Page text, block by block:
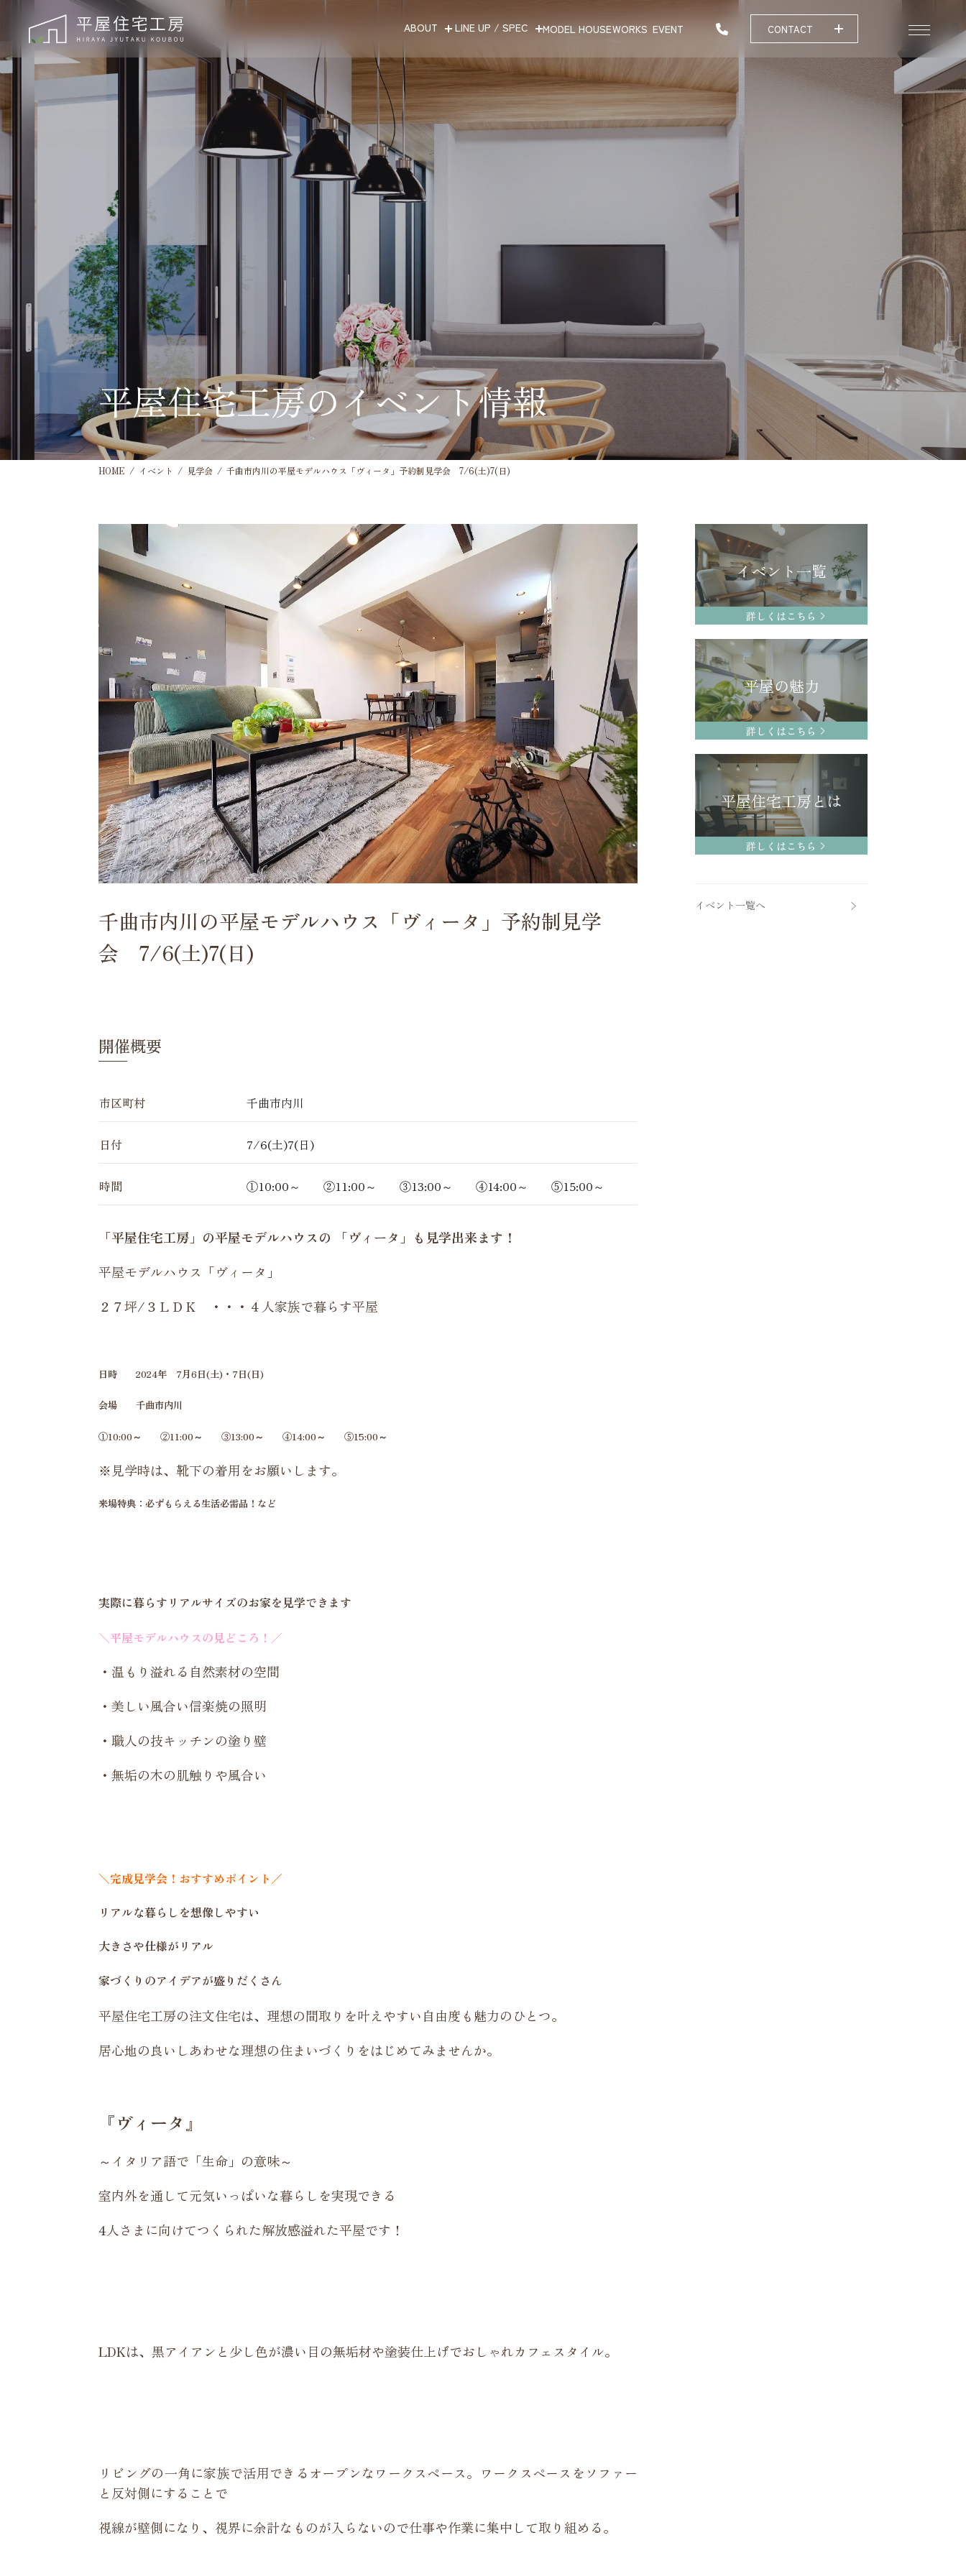
ABOUT LINE UP / SPEC MODEL HOUSEWORKS EVENT CONTACT
平屋住宅工房のイベント情報
HOME イベント 見学会 千曲市内川の平屋モデルハウス「ヴィータ」予約制見学会 7/6(土)7(日)
千曲市内川の平屋モデルハウス「ヴィータ」予約制見学
会 7/6(土)7(日)
開催概要
市区町村 千曲市内川
日付 7/6(土)7(日)
時間 ①10:00～ ②11:00～ ③13:00～ ④14:00～ ⑤15:00～
「平屋住宅工房」の平屋モデルハウスの 「ヴィータ」も見学出来ます！
平屋モデルハウス「ヴィータ」
２７坪/３ＬＤＫ ・・・４人家族で暮らす平屋
日時 2024年 7月6日(土)・7日(日)
会場 千曲市内川
①10:00～ ②11:00～ ③13:00～ ④14:00～ ⑤15:00～
※見学時は、靴下の着用をお願いします。
来場特典：必ずもらえる生活必需品！など
実際に暮らすリアルサイズのお家を見学できます
＼平屋モデルハウスの見どころ！／
・温もり溢れる自然素材の空間
・美しい風合い信楽焼の照明
・職人の技キッチンの塗り壁
・無垢の木の肌触りや風合い
＼完成見学会！おすすめポイント／
リアルな暮らしを想像しやすい
大きさや仕様がリアル
家づくりのアイデアが盛りだくさん
平屋住宅工房の注文住宅は、理想の間取りを叶えやすい自由度も魅力のひとつ。
居心地の良いしあわせな理想の住まいづくりをはじめてみませんか。
『ヴィータ』
～イタリア語で「生命」の意味～
室内外を通して元気いっぱいな暮らしを実現できる
4人さまに向けてつくられた解放感溢れた平屋です！
LDKは、黒アイアンと少し色が濃い目の無垢材や塗装仕上げでおしゃれカフェスタイル。
リビングの一角に家族で活用できるオープンなワークスペース。ワークスペースをソファー
と反対側にすることで
視線が壁側になり、視界に余計なものが入らないので仕事や作業に集中して取り組める。
イベント一覧
詳しくはこちら
平屋の魅力
詳しくはこちら
平屋住宅工房とは
詳しくはこちら
イベント一覧へ